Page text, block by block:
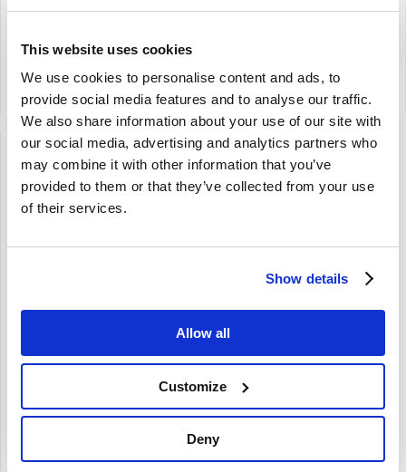
This website uses cookies
We use cookies to personalise content and ads, to
provide social media features and to analyse our traffic.
We also share information about your use of our site with
our social media, advertising and analytics partners who
may combine it with other information that you’ve
provided to them or that they’ve collected from your use
of their services.
Show details
Allow all
Customize
Deny
42,77 Excl. BTW
Artikelnummer: 692950
Vergelijken
Artikelnummer: 692889-692890
Vergelijken
Rood Achterzijde Links +
De verwachte levertijd is 1 tot 4
Rood
€80,00